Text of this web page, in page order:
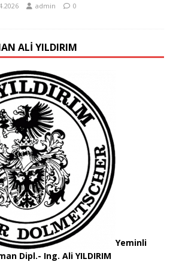
admin 0
ALI YILDIRIM
Yeminli
Dipl.- Ing. Ali YILDIRIM